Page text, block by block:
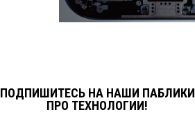
ПОДПИШИТЕСЬ НА НАШИ ПАБЛИКИ
ПРО ТЕХНОЛОГИИ!